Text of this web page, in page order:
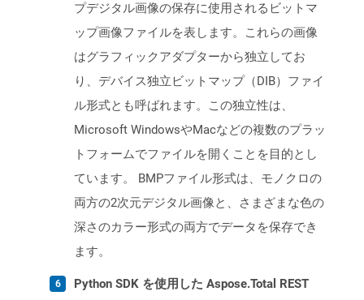
プデジタル画像の保存に使用されるビットマ
ップ画像ファイルを表します。これらの画像
はグラフィックアダプターから独立してお
り、デバイス独立ビットマップ（DIB）ファイ
ル形式とも呼ばれます。この独立性は、
Microsoft WindowsやMacなどの複数のプラッ
トフォームでファイルを開くことを目的とし
ています。 BMPファイル形式は、モノクロの
両方の2次元デジタル画像と、さまざまな色の
深さのカラー形式の両方でデータを保存でき
ます。
Python SDK を使用した Aspose.Total REST